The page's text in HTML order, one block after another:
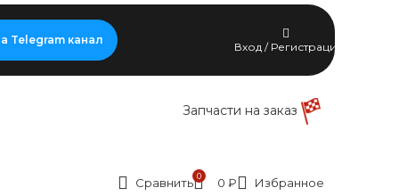
Telegram канал
Вход / Регистрация
Запчасти на заказ
Сравнить 0 0 ₽ Избранное